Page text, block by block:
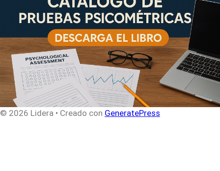
© 2026 Lidera • Creado con GeneratePress